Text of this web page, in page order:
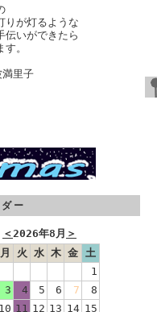
りが灯るような
伝いができたら
。
里子
ー
＜ 2026年8月 ＞
月 火 水 木 金
土
1
3 4 5 6 7
8
10 11 12 13 14 15